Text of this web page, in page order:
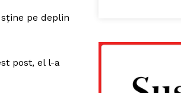
pe deplin
post, el l-a